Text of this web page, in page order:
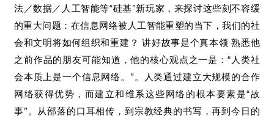
法／数据／人工智能等“硅基”新玩家，来探讨这些刻不容缓
的重大问题：在信息网络被人工智能重塑的当下，我们的社
会和文明将如何组织和重建？ 讲好故事是个真本领 熟悉他
之前作品的朋友可能知道，他的核心观点之一是：“人类社
会本质上是一个信息网络。”。人类通过建立大规模的合作
网络获得优势，而建立和维系这些网络的根本要素是“故
事”。从部落的口耳相传，到宗教经典的书写，再到今日的